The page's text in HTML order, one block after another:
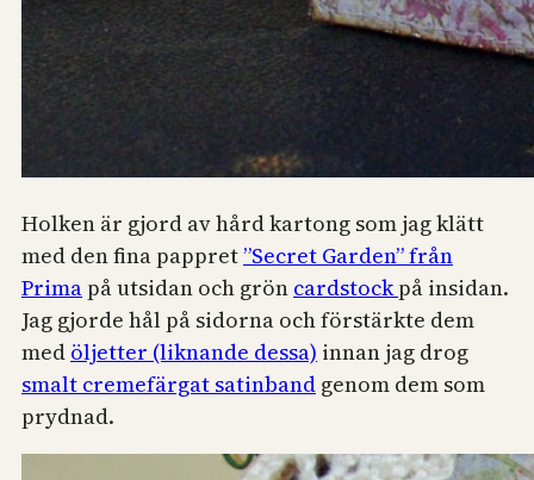
Holken är gjord av hård kartong som jag klätt
med den fina pappret”Secret Garden” från
Prima på utsidan och grön cardstockpå insidan.
Jag gjorde hål på sidorna och förstärkte dem
med öljetter (liknande dessa) innan jag drog
smalt cremefärgat satinband genom dem som
prydnad.